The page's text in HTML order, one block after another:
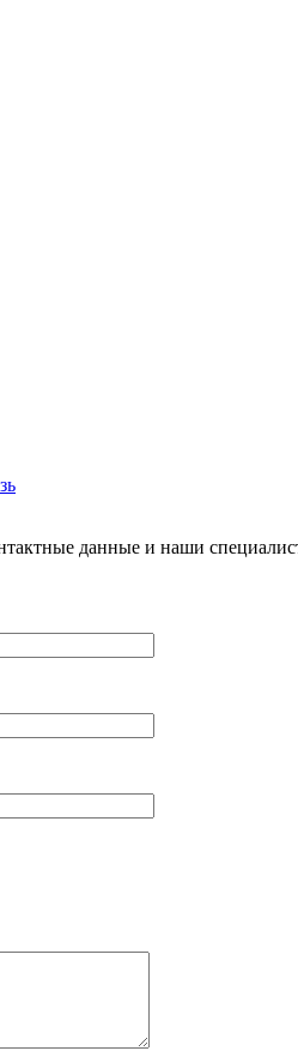
данные и наши